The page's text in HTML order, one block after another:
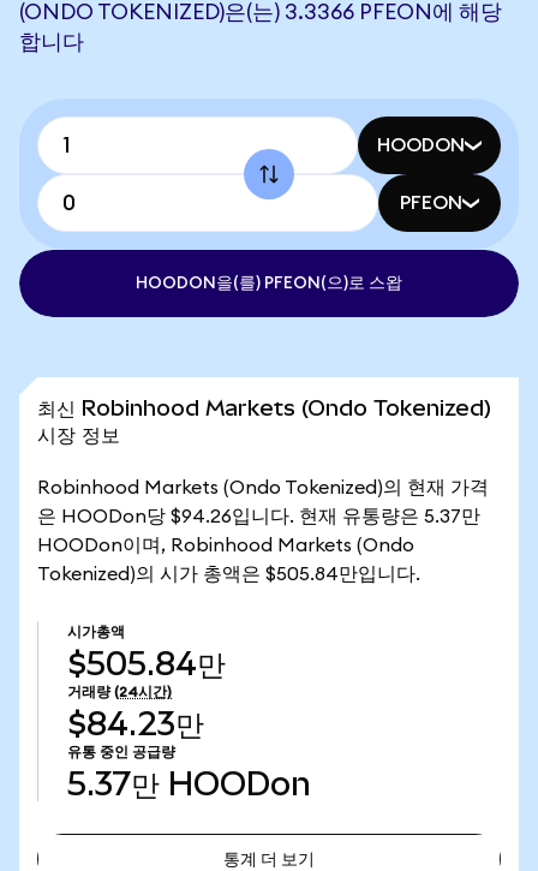
(ONDO TOKENIZED)은(는) 3.3366 PFEON에 해당
합니다
HOODON
PFEON
HOODON을(를) PFEON(으)로 스왑
최신 Robinhood Markets (Ondo Tokenized)
시장 정보
Robinhood Markets (Ondo Tokenized)의 현재 가격
은 HOODon당 $94.26입니다. 현재 유통량은 5.37만
HOODon이며, Robinhood Markets (Ondo
Tokenized)의 시가 총액은 $505.84만입니다.
시가총액
$505.84만
거래량 (24시간)
$84.23만
유통 중인 공급량
5.37만 HOODon
통계 더 보기